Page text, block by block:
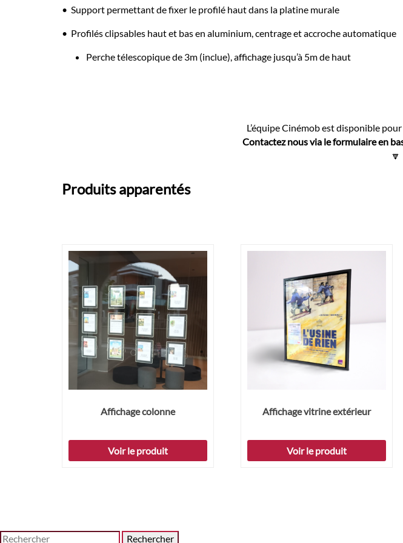
• Support permettant de fixer le profilé haut dans la platine murale
• Profilés clipsables haut et bas en aluminium, centrage et accroche automatique
Perche télescopique de 3m (inclue), affichage jusqu’à 5m de haut
L’équipe Cinémob est disponible
Contactez nous via le formulaire en
🔽
Produits apparentés
Affichage colonne
Voir le produit
Affichage vitrine extérieur
Voir le produit
Rechercher